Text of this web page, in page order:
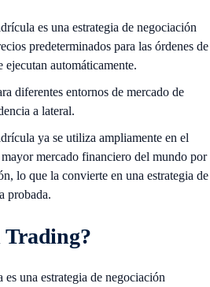
es una estrategia de negociación
predeterminados para las órdenes de
ejecutan automáticamente.
diferentes entornos de mercado de
a lateral.
ya se utiliza ampliamente en el
mercado financiero del mundo por
lo que la convierte en una estrategia de
probada.
Trading?
una estrategia de negociación